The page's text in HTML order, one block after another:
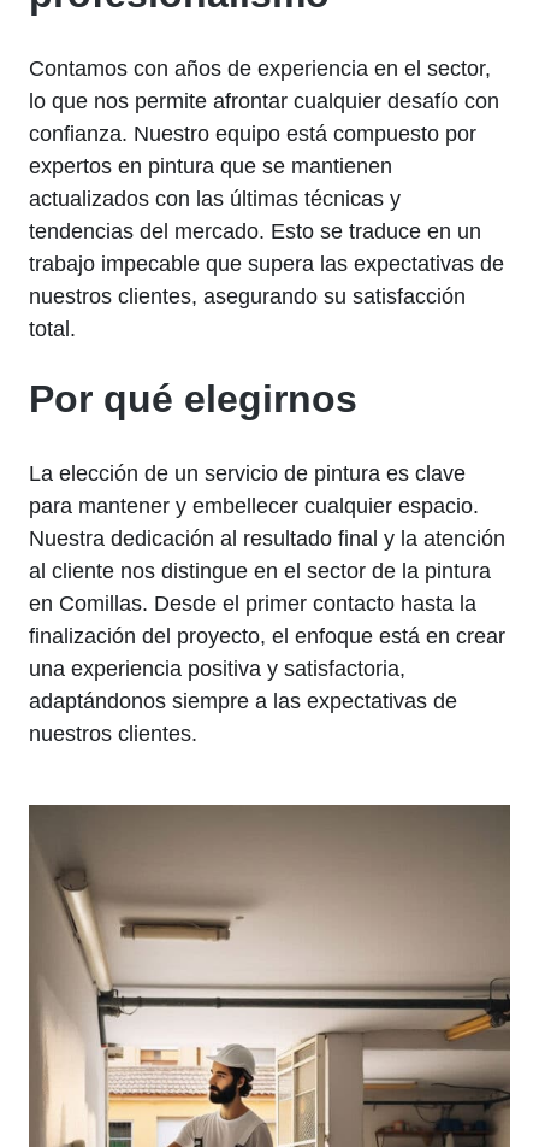
Contamos con años de experiencia en el sector,
lo que nos permite afrontar cualquier desafío con
confianza. Nuestro equipo está compuesto por
expertos en pintura que se mantienen
actualizados con las últimas técnicas y
tendencias del mercado. Esto se traduce en un
trabajo impecable que supera las expectativas de
nuestros clientes, asegurando su satisfacción
total.
Por qué elegirnos
La elección de un servicio de pintura es clave
para mantener y embellecer cualquier espacio.
Nuestra dedicación al resultado final y la atención
al cliente nos distingue en el sector de la pintura
en Comillas. Desde el primer contacto hasta la
finalización del proyecto, el enfoque está en crear
una experiencia positiva y satisfactoria,
adaptándonos siempre a las expectativas de
nuestros clientes.